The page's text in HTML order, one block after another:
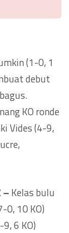
(1-0, 1
debut
KO ronde
Vides (4-9,
– Kelas bulu
0, 10 KO)
6 KO)